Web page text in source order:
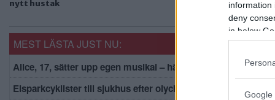
information
deny
in below
Google
nytt hustak
MEST LÄSTA JUST NU:
Alice, 17, sätter upp egen musikal – här är de största
Elsparkcyklister till sjukhus efter olycka